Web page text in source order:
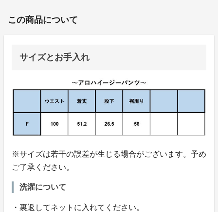
この商品について
サイズとお手入れ
※サイズは若干の誤差が生じる場合がございます。予め
ご了承ください。
洗濯について
・裏返してネットに入れてください。